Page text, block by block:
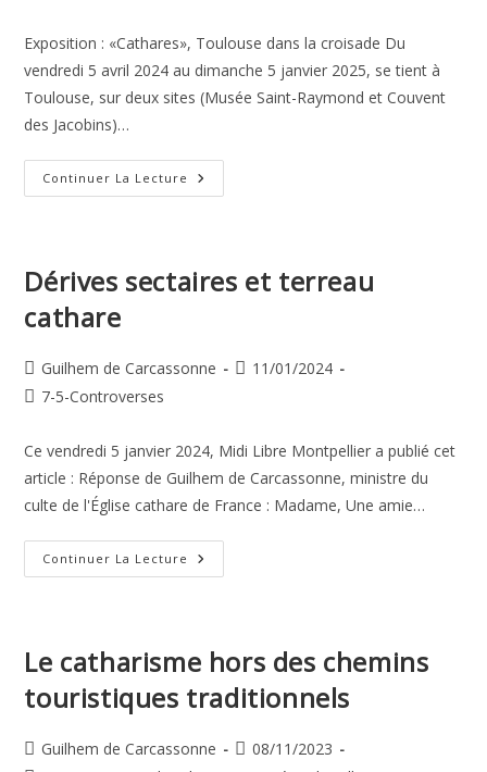
Exposition : «Cathares», Toulouse dans la croisade Du
vendredi 5 avril 2024 au dimanche 5 janvier 2025, se tient à
Toulouse, sur deux sites (Musée Saint-Raymond et Couvent
des Jacobins)…
Continuer La Lecture Exposition
:
Croisade
Dérives sectaires et terreau
cathare
Auteur/autrice
de
Guilhem de Carcassonne
Publication
11/01/2024
Post7-5-Controverses
Ce vendredi 5 janvier 2024, Midi Libre Montpellier a publié cet
article : Réponse de Guilhem de Carcassonne, ministre du
culte de l'Église cathare de France : Madame, Une amie…
Continuer La Lecture Dérives
Sectaires
Le catharisme hors des chemins
touristiques traditionnels
Auteur/autrice
Guilhem de Carcassonne
Publication
08/11/2023